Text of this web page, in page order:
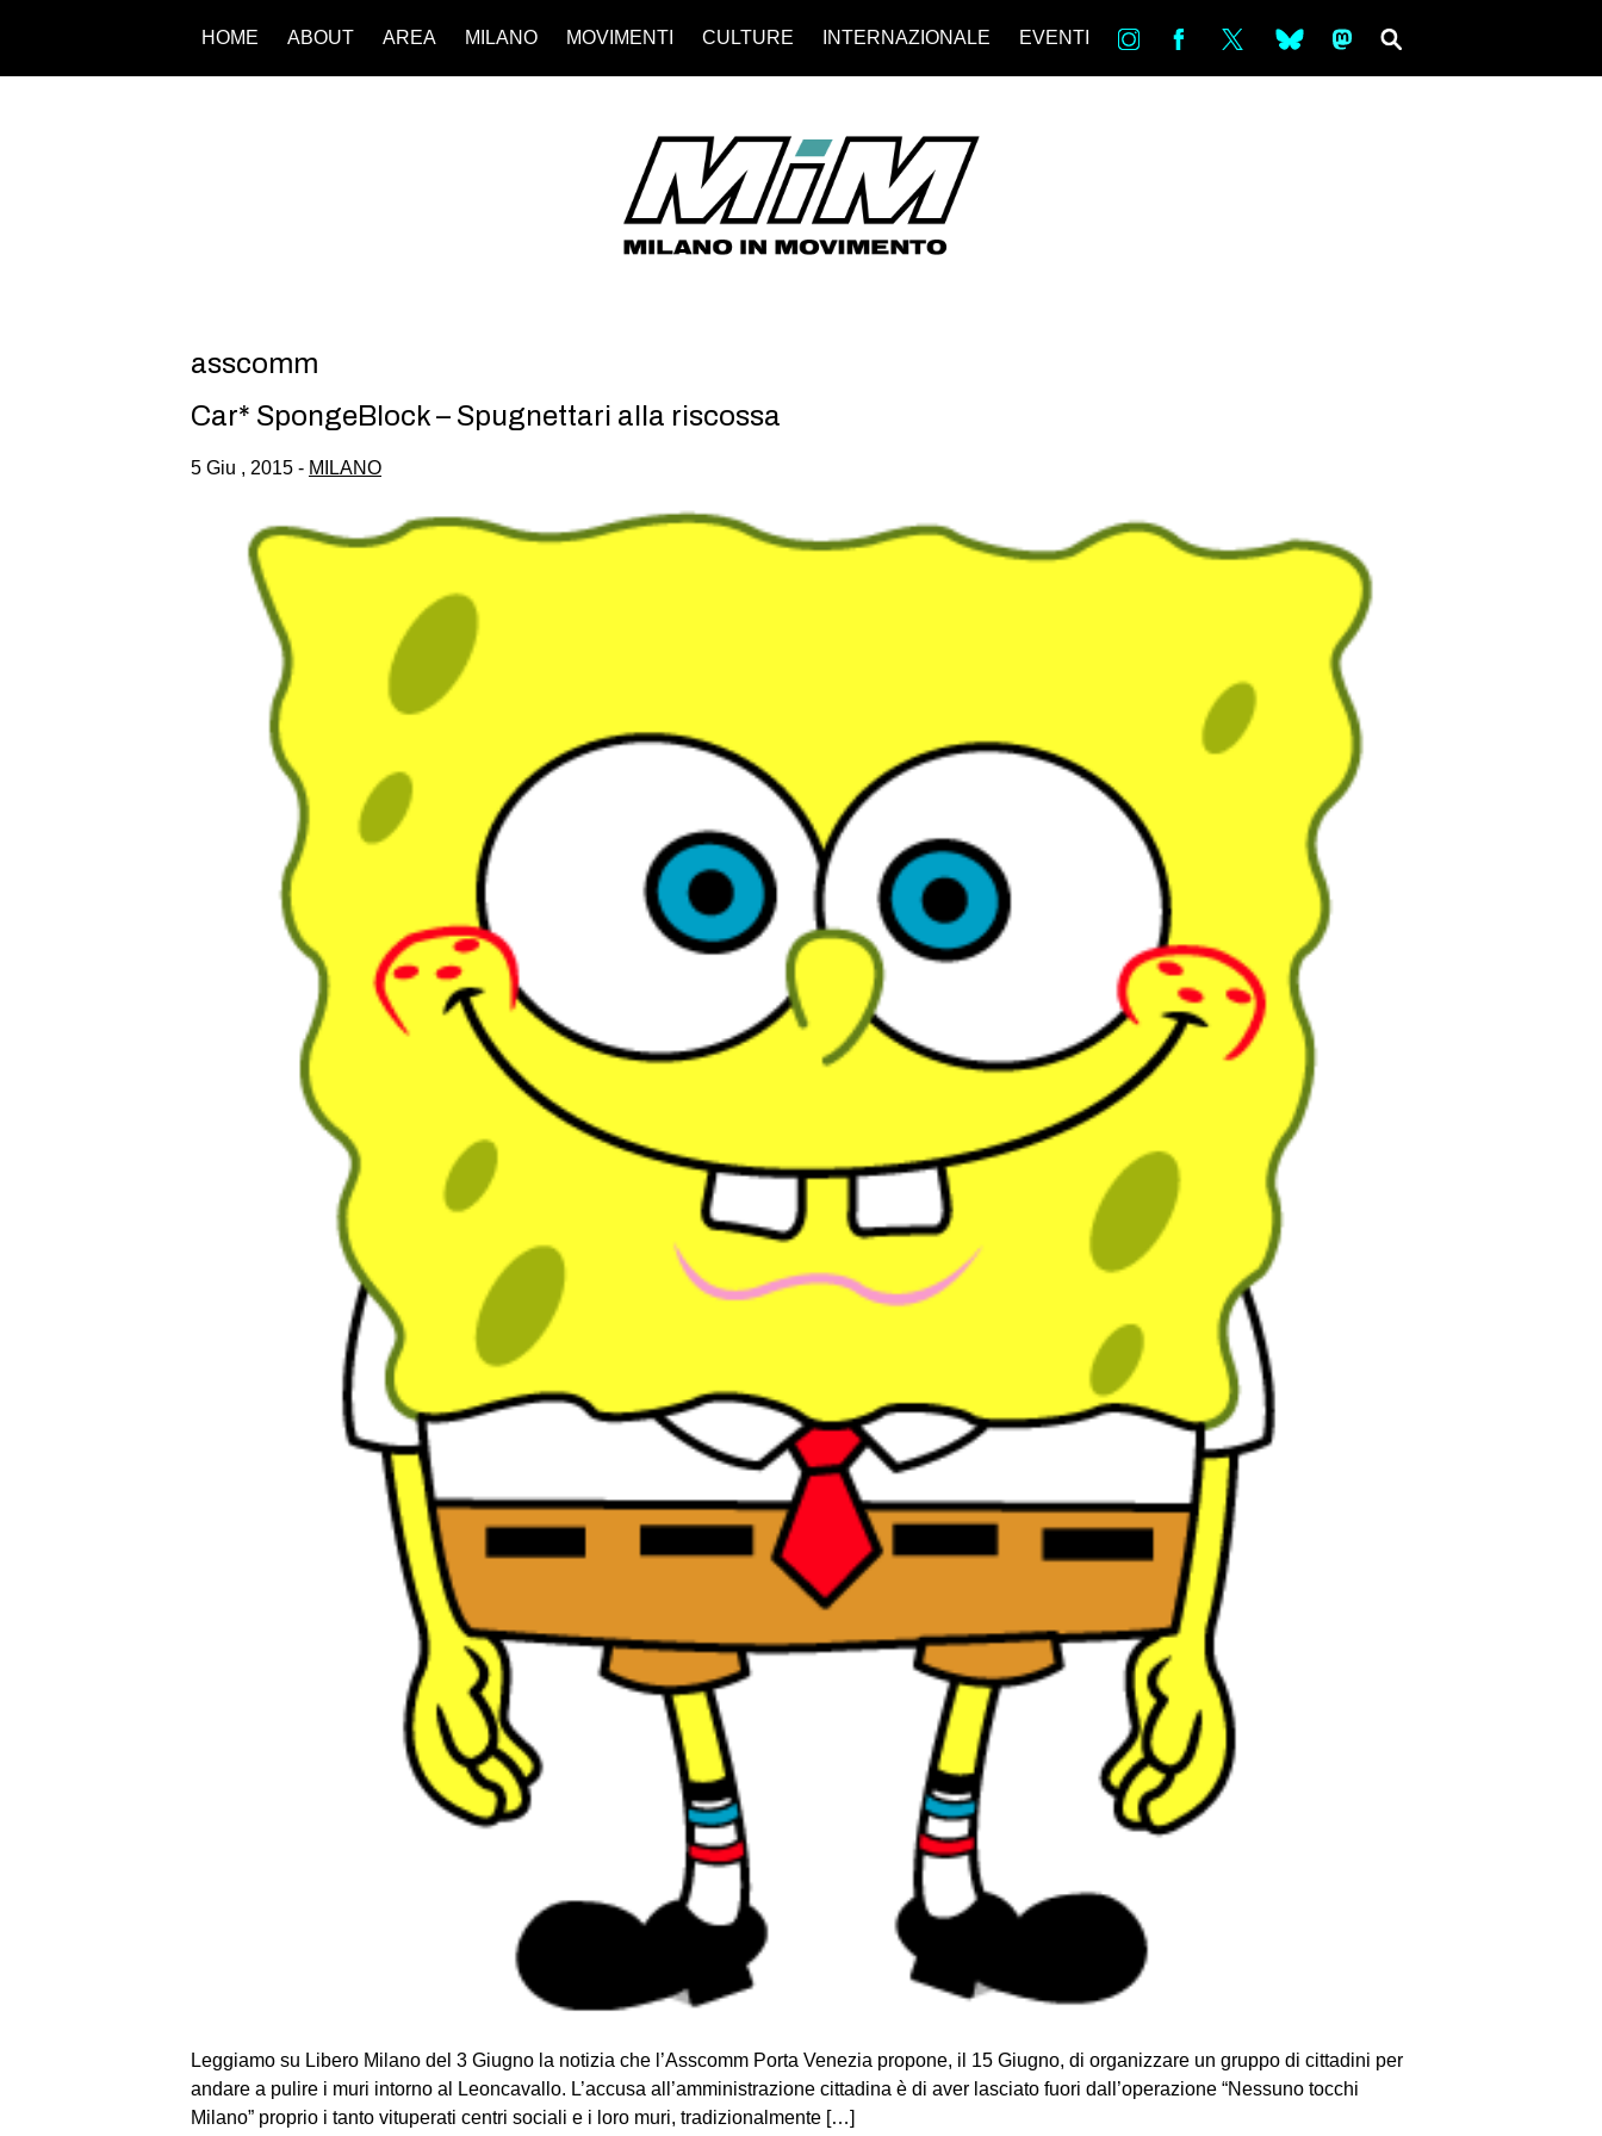
HOME ABOUT AREA MILANO MOVIMENTI CULTURE INTERNAZIONALE EVENTI in bsky ms
asscomm
Car* SpongeBlock – Spugnettari alla riscossa
5 Giu , 2015 - MILANO
Leggiamo su Libero Milano del 3 Giugno la notizia che l’Asscomm Porta Venezia propone, il 15 Giugno, di organizzare un gruppo di cittadini per
andare a pulire i muri intorno al Leoncavallo. L’accusa all’amministrazione cittadina è di aver lasciato fuori dall’operazione “Nessuno tocchi
Milano” proprio i tanto vituperati centri sociali e i loro muri, tradizionalmente […]